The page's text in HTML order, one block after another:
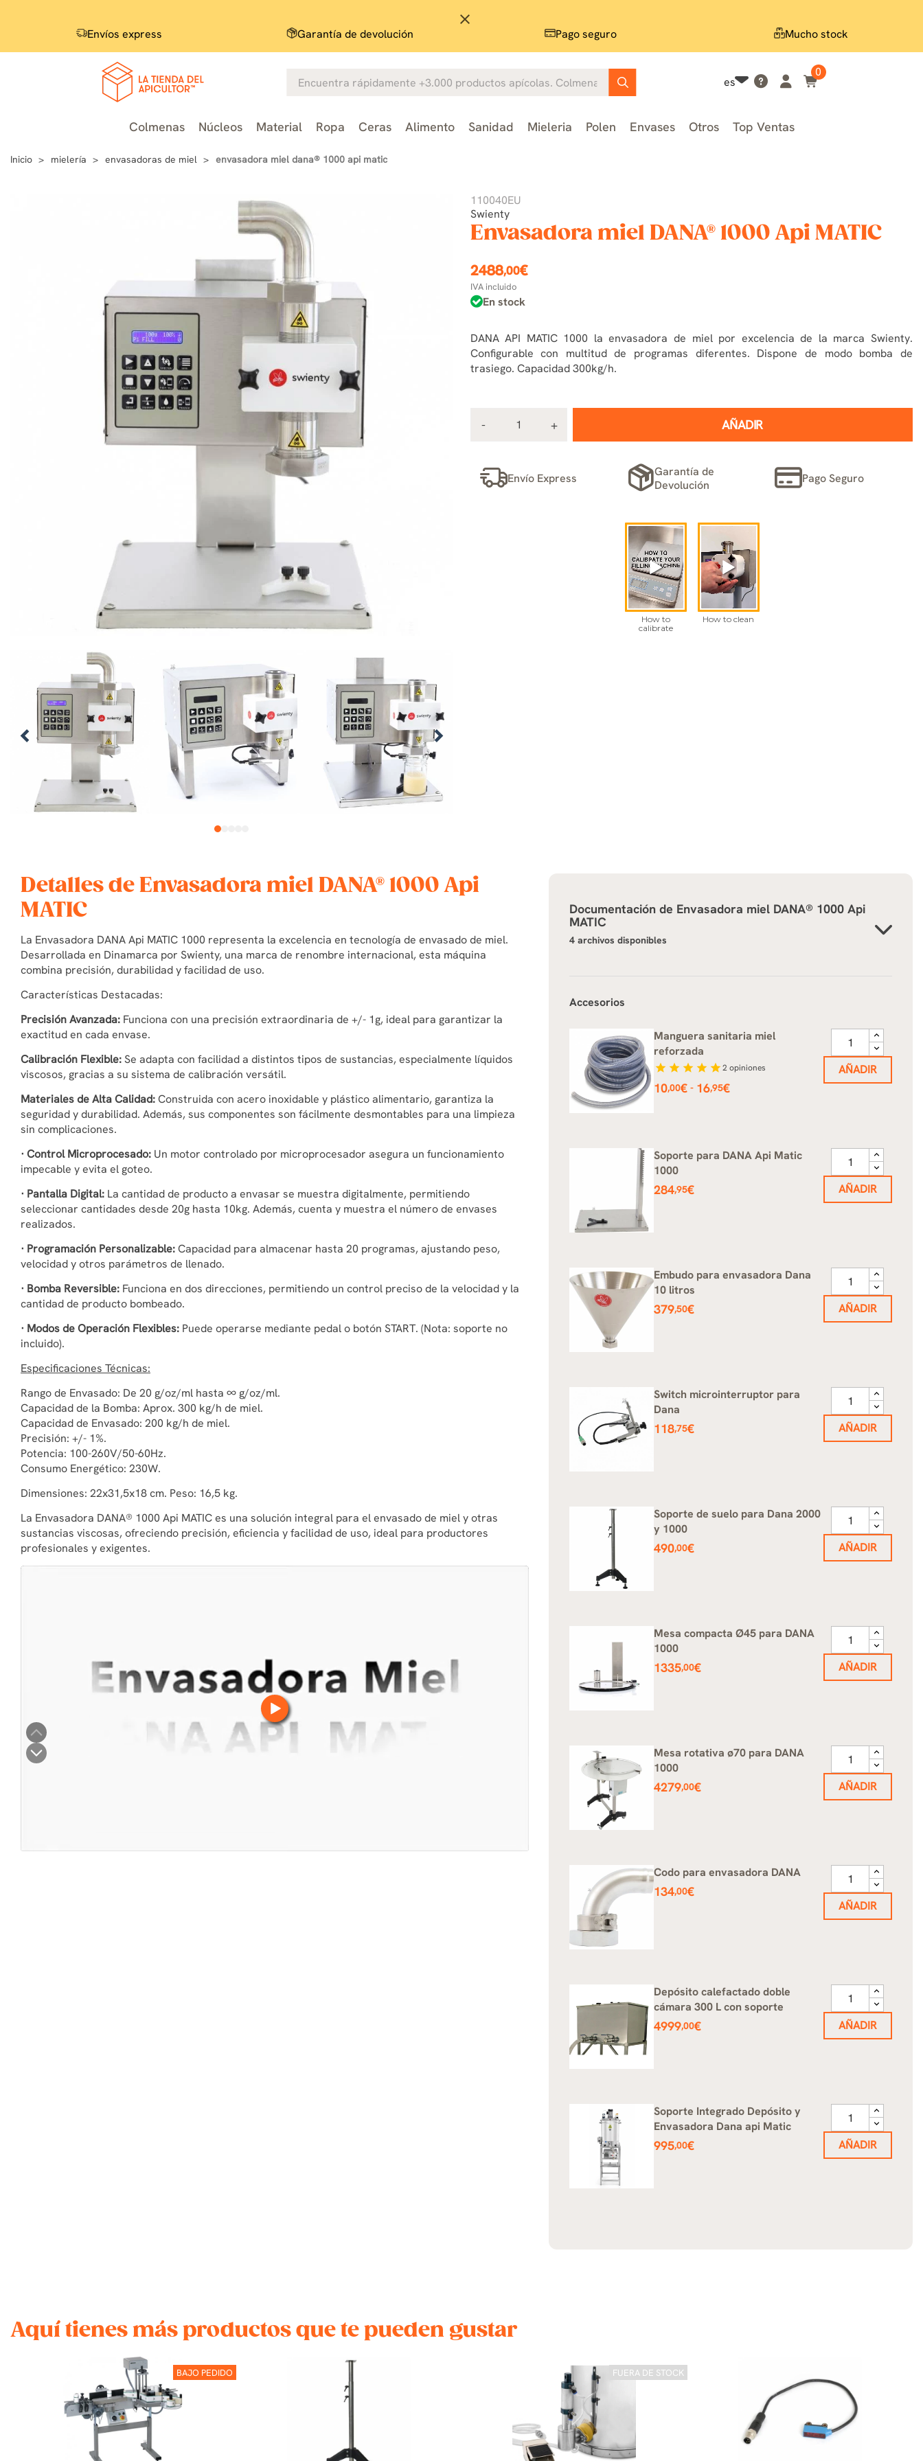
close
Envíos express Garantía de devolución Pago seguro Mucho stock
es
0
Colmenas Núcleos Material Ropa Ceras Alimento Sanidad Mieleria Polen Envases Otros Top Ventas
Inicio mielería envasadoras de miel envasadora miel dana® 1000 api matic
110040EU
Swienty
Envasadora miel DANA® 1000 Api MATIC
1
2488,00€
IVA incluido
En stock
DANA API MATIC 1000 la envasadora de miel por excelencia de la marca Swienty.
Configurable con multitud de programas diferentes. Dispone de modo bomba de
trasiego. Capacidad 300kg/h.
AÑADIR
Envío Express
Garantía de
Devolución
Pago Seguro
Detalles de Envasadora miel DANA® 1000 Api
MATIC
La Envasadora DANA Api MATIC 1000 representa la excelencia en tecnología de envasado de miel.
Desarrollada en Dinamarca por Swienty, una marca de renombre internacional, esta máquina
combina precisión, durabilidad y facilidad de uso.
Características Destacadas:
Precisión Avanzada: Funciona con una precisión extraordinaria de +/- 1g, ideal para garantizar la
exactitud en cada envase.
Calibración Flexible:Se adapta con facilidad a distintos tipos de sustancias, especialmente líquidos
viscosos, gracias a su sistema de calibración versátil.
Materiales de Alta Calidad:Construida con acero inoxidable y plástico alimentario, garantiza la
seguridad y durabilidad. Además, sus componentes son fácilmente desmontables para una limpieza
sin complicaciones.
· Control Microprocesado: Un motor controlado por microprocesador asegura un funcionamiento
impecable y evita el goteo.
· Pantalla Digital: La cantidad de producto a envasar se muestra digitalmente, permitiendo
seleccionar cantidades desde 20g hasta 10kg. Además, cuenta y muestra el número de envases
realizados.
· Programación Personalizable:Capacidad para almacenar hasta 20 programas, ajustando peso,
velocidad y otros parámetros de llenado.
· Bomba Reversible: Funciona en dos direcciones, permitiendo un control preciso de la velocidad y la
cantidad de producto bombeado.
· Modos de Operación Flexibles: Puede operarse mediante pedal o botón START. (Nota: soporte no
incluido).
Especificaciones Técnicas:
Rango de Envasado: De 20 g/oz/ml hasta ∞ g/oz/ml.
Capacidad de la Bomba: Aprox. 300 kg/h de miel.
Capacidad de Envasado: 200 kg/h de miel.
Precisión: +/- 1%.
Potencia: 100-260V/50-60Hz.
Consumo Energético: 230W.
Dimensiones: 22x31,5x18 cm. Peso: 16,5 kg.
La Envasadora DANA® 1000 Api MATIC es una solución integral para el envasado de miel y otras
sustancias viscosas, ofreciendo precisión, eficiencia y facilidad de uso, ideal para productores
profesionales y exigentes.
Documentación de Envasadora miel DANA® 1000 Api
MATIC
4 archivos disponibles
Accesorios
Manguera sanitaria miel
reforzada
star star star star star2opiniones
Precio
10,00€ - 16,95€
AÑADIR
Soporte para DANA Api Matic
1000
Precio
284,95€ AÑADIR
Embudo para envasadora Dana
10 litros
Precio
379,50€ AÑADIR
Switch microinterruptor para
Dana
Precio
118,75€ AÑADIR
Soporte de suelo para Dana 2000
y 1000
Precio
490,00€ AÑADIR
Mesa compacta Ø45 para DANA
1000
Precio
1335,00€ AÑADIR
Mesa rotativa ø70 para DANA
1000
Precio
4279,00€ AÑADIR
Codo para envasadora DANA
Precio
134,00€
AÑADIR
Depósito calefactado doble
cámara 300 L con soporte
Precio
4999,00€ AÑADIR
Soporte Integrado Depósito y
Envasadora Dana api Matic
Precio
995,00€ AÑADIR
Aquí tienes más productos que te pueden gustar
BAJO PEDIDO FUERA DE STOCK